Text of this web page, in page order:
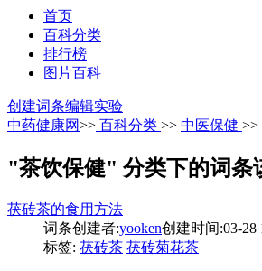
首页
百科分类
排行榜
图片百科
创建词条编辑实验
中药健康网>> 百科分类 >> 中医保健 >>
"茶饮保健" 分类下的词条
茯砖茶的食用方法
词条创建者:yooken创建时间:03-28
标签: 茯砖茶 茯砖菊花茶